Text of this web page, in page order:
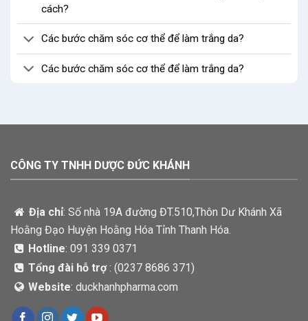
cách?
Các bước chăm sóc cơ thể để làm trắng da?
Các bước chăm sóc cơ thể để làm trắng da?
CÔNG TY TNHH DƯỢC ĐỨC KHÁNH
Địa chỉ: Số nhà 19A đường ĐT.510,Thôn Dư Khánh Xã
Hoằng Đạo Huyện Hoằng Hóa Tỉnh Thanh Hóa.
Hotline: 091 339 0371
Tổng đài hỗ trợ: (0237 8686 371)
Website: duckhanhpharma.com